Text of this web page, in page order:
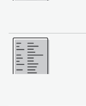
Dugang pa